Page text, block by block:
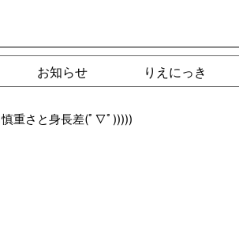
お知らせ りえにっき
慎重さと身長差(ﾟ∇ﾟ︎)))))